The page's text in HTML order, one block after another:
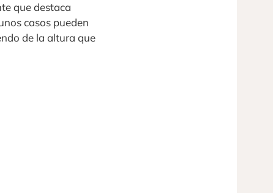
que destaca
casos pueden
de la altura que